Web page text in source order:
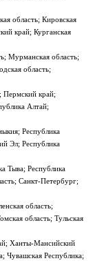
область; Кировская
край; Курганская
Мурманская область;
область;
Пермский край;
Алтай;
Республика
Эл; Республика
Тыва; Республика
Санкт-Петербург;
область;
область; Тульская
Ханты-Мансийский
Чувашская Республика;